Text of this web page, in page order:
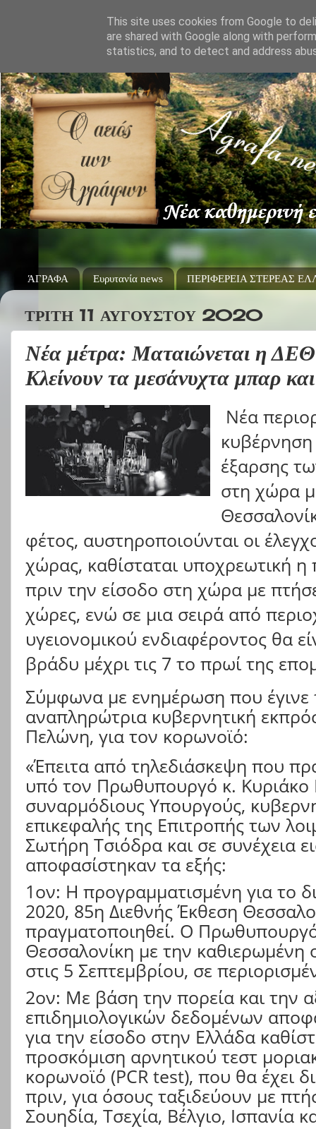
ΆΓΡΑΦΑ Ευρυτανία news ΠΕΡΙΦΕΡΕΙΑ ΣΤΕΡΕΑΣ
ΤΡΊΤΗ 11 ΑΥΓΟΎΣΤΟΥ 2020
Νέα μέτρα: Ματαιώνεται η
Κλείνουν τα μεσάνυχτα μπαρ και
Νέα
κυβέρνηση
έξαρσης
στη χώρα
φέτος, αυστηροποιούνται οι
χώρας, καθίσταται υποχρεωτική
πριν την είσοδο στη χώρα με
χώρες, ενώ σε μια σειρά από
υγειονομικού ενδιαφέροντος θα
βράδυ μέχρι τις 7 το πρωί της
Σύμφωνα με ενημέρωση που
αναπληρώτρια κυβερνητική
Πελώνη, για τον κορωνοϊό:
«Έπειτα από τηλεδιάσκεψη που
υπό τον Πρωθυπουργό κ.
συναρμόδιους Υπουργούς,
επικεφαλής της Επιτροπής των
Σωτήρη Τσιόδρα και σε συνέχεια
αποφασίστηκαν τα εξής:
1ον: Η προγραμματισμένη για το
2020, 85η Διεθνής Έκθεση
πραγματοποιηθεί. Ο
Θεσσαλονίκη με την καθιερωμένη
στις 5 Σεπτεμβρίου, σε
2ον: Με βάση την πορεία και την
επιδημιολογικών δεδομένων
για την είσοδο στην Ελλάδα
προσκόμιση αρνητικού τεστ
κορωνοϊό (PCR test), που θα έχει
πριν, για όσους ταξιδεύουν με
Σουηδία, Τσεχία, Βέλγιο, Ισπανία
This site uses cookies from Google to
are shared with Google along with
statistics, and to detect and address